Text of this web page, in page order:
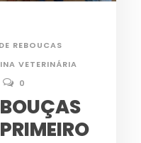
REBOUCAS
VETERINÁRIA
0